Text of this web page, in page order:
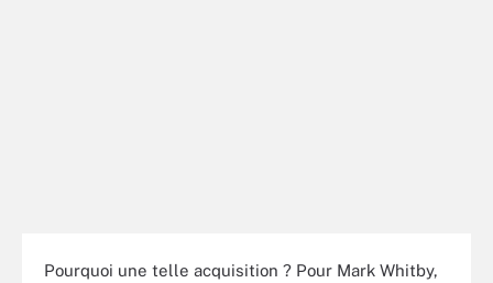
Pourquoi une telle acquisition ? Pour Mark Whitby,